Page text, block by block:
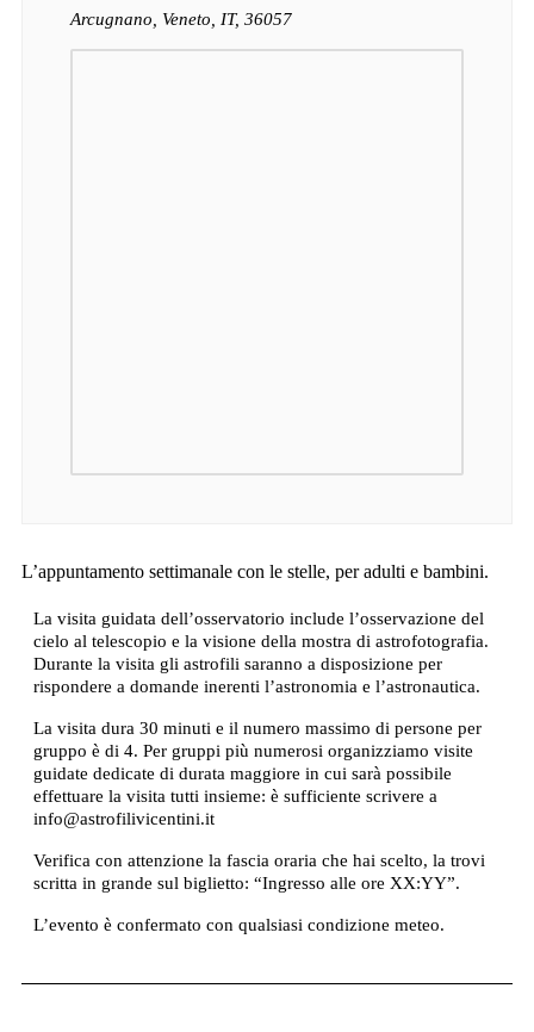
Arcugnano, Veneto, IT, 36057
L’appuntamento settimanale con le stelle, per adulti e bambini.
La visita guidata dell’osservatorio include l’osservazione del
cielo al telescopio e la visione della mostra di astrofotografia.
Durante la visita gli astrofili saranno a disposizione per
rispondere a domande inerenti l’astronomia e l’astronautica.
La visita dura 30 minuti e il numero massimo di persone per
gruppo è di 4. Per gruppi più numerosi organizziamo visite
guidate dedicate di durata maggiore in cui sarà possibile
effettuare la visita tutti insieme: è sufficiente scrivere a
info@astrofilivicentini.it
Verifica con attenzione la fascia oraria che hai scelto, la trovi
scritta in grande sul biglietto: “Ingresso alle ore XX:YY”.
L’evento è confermato con qualsiasi condizione meteo.